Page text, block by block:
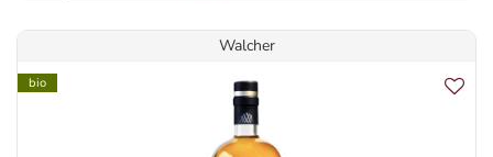
Walcher
bio